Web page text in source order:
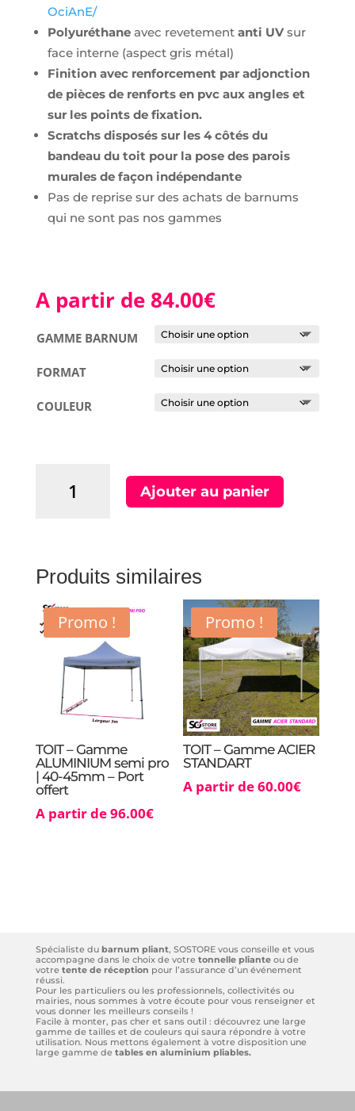
OciAnE/
Polyuréthaneavec revetement anti UVsur
face interne (aspect gris métal)
Finition avec renforcement par adjonction
de pièces de renforts en pvc aux angles et
sur les points de fixation.
Scratchs disposés sur les 4 côtés du
bandeau du toit pour la pose des parois
murales de façon indépendante
Pas de reprise sur des achats de barnums
qui ne sont pas nos gammes
A partir de 84.00€
GAMME BARNUM
FORMAT
COULEUR
anti-
2018
Ajouter au panier
Produits similaires
Promo !
TOIT – Gamme
ALUMINIUM semi pro
| 40-45mm – Port
offert
A partir de96.00€
Promo !
TOIT – Gamme ACIER
STANDART
A partir de60.00€
Spécialiste du barnum pliant, SOSTORE vous conseille et vous
accompagne dans le choix de votre tonnelle plianteou de
votretente de réception pour l’assurance d’un événement
réussi.
Pour les particuliers ou les professionnels, collectivités ou
mairies, nous sommes à votre écoute pour vous renseigner et
vous donner les meilleurs conseils !
Facile à monter, pas cher et sans outil : découvrez une large
gamme de tailles et de couleurs qui saura répondre à votre
utilisation. Nous mettons également à votre disposition une
large gamme de tables en aluminium pliables.